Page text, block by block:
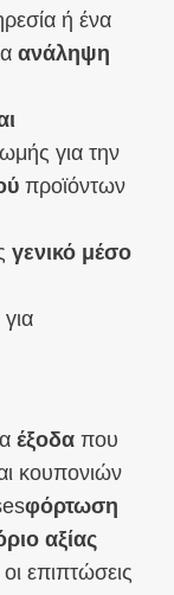
ή ένα
ανάληψη
για την
προϊόντων
γενικό μέσο
έξοδα που
κουπονιών
φόρτωση
αξίας
οι επιπτώσεις